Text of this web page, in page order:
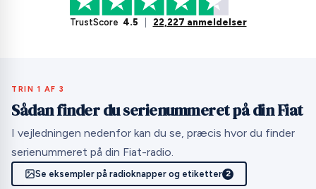
TrustScore 4.5 22,227 anmeldelser
TRIN 1 AF 3
Sådan finder du serienummeret på din Fiat
I vejledningen nedenfor kan du se, præcis hvor du finder
serienummeret på din Fiat-radio.
Se eksempler på radioknapper og etiketter 2